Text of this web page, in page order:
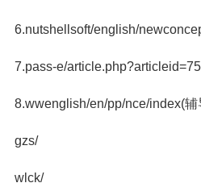
6.nutshellsoft/english/
7.pass-e/
8.wwenglish/en/pp/nce/index(辅
gzs/
wlck/